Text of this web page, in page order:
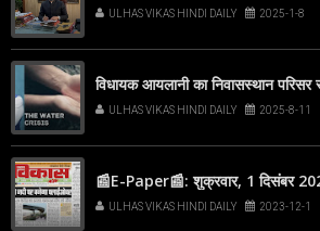
ULHAS VIKAS HINDI DAILY 2025-1-8
विधायक आयलानी का निवासस्थान
ULHAS VIKAS HINDI DAILY 2025-8-11
📰E-Paper📰: शुक्रवार, 1 दिसंबर
ULHAS VIKAS HINDI DAILY 2023-12-1